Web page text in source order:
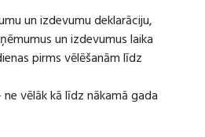
un izdevumu deklarāciju,
un izdevumus laika
pirms vēlēšanām līdz
vēlāk kā līdz nākamā gada